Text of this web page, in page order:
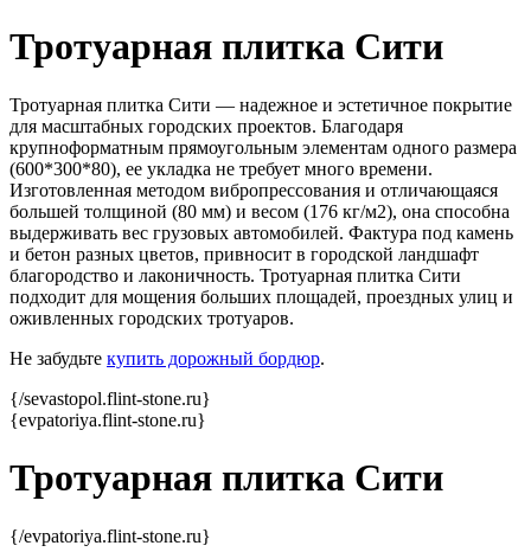
Тротуарная плитка Сити
Тротуарная плитка Сити — надежное и эстетичное покрытие
для масштабных городских проектов. Благодаря
крупноформатным прямоугольным элементам одного размера
(600*300*80), ее укладка не требует много времени.
Изготовленная методом вибропрессования и отличающаяся
большей толщиной (80 мм) и весом (176 кг/м2), она способна
выдерживать вес грузовых автомобилей. Фактура под камень
и бетон разных цветов, привносит в городской ландшафт
благородство и лаконичность. Тротуарная плитка Сити
подходит для мощения больших площадей, проездных улиц и
оживленных городских тротуаров.
Не забудьте купить дорожный бордюр.
{/sevastopol.flint-stone.ru}
{evpatoriya.flint-stone.ru}
Тротуарная плитка Сити
{/evpatoriya.flint-stone.ru}